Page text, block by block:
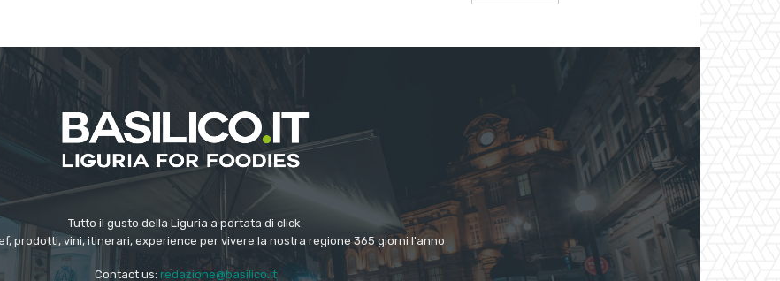
Tutto il gusto della Liguria a portata di click.
prodotti, vini, itinerari, experience per vivere la nostra regione 365 giorni l'anno
Contact us: redazione@basilico.it